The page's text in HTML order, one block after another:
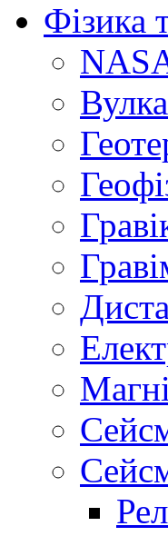
Фізика